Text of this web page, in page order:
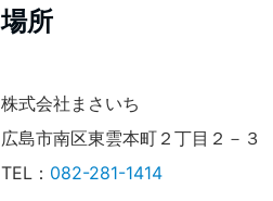
場所
株式会社まさいち
広島市南区東雲本町２丁目２－３
TEL： 082-281-1414